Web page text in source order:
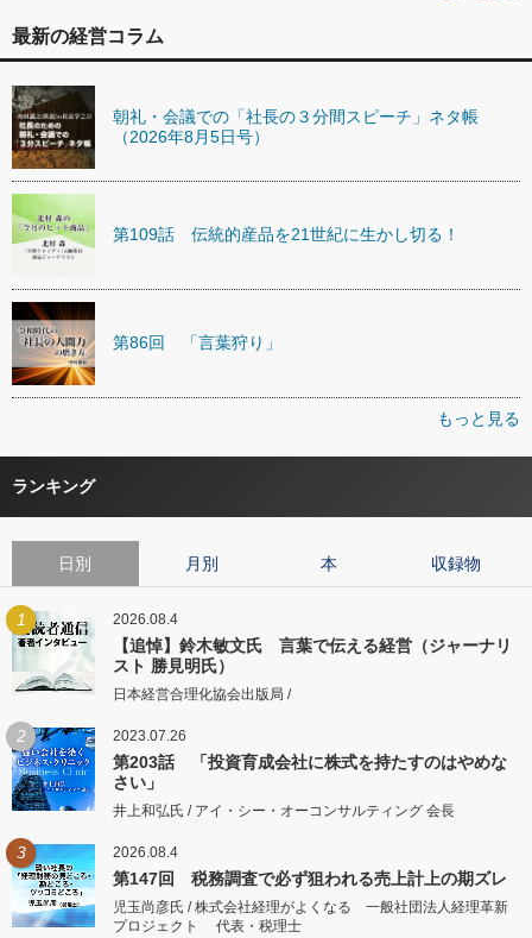
最新の経営コラム
朝礼・会議での「社長の３分間スピーチ」ネタ帳
（2026年8月5日号）
第109話 伝統的産品を21世紀に生かし切る！
第86回 「言葉狩り」
もっと見る
ランキング
日別 月別 本 収録物
1 2026.08.4
【追悼】鈴木敏文氏 言葉で伝える経営（ジャーナリ
スト 勝見明氏）
日本経営合理化協会出版局 /
2 2023.07.26
第203話 「投資育成会社に株式を持たすのはやめな
さい」
井上和弘氏 / アイ・シー・オーコンサルティング 会長
3 2026.08.4
第147回 税務調査で必ず狙われる売上計上の期ズレ
児玉尚彦氏 / 株式会社経理がよくなる 一般社団法人経理革新
プロジェクト 代表・税理士